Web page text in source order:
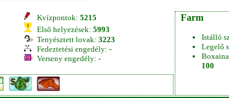
Kvízpontok: 5215
Első helyezések: 5993
Tenyésztett lovak: 3223
Fedeztetési engedély: -
Verseny engedély: -
Farm
Istálló
Legelő
100